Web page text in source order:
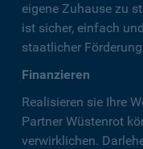
eigene Zuhause zu
ist sicher, einfach
staatlicher
Finanzieren
Realisieren sie Ihre
Partner Wüstenrot
verwirklichen.